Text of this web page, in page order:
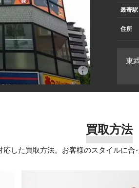
最寄駅
住所
東
買取方法
応した買取方法。お客様のスタイルに合